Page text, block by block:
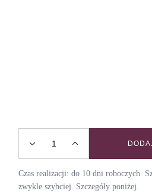
Smycz przepinana VELVET /
Czas realizacji: do 10 dni roboczych.
zwykle szybciej. Szczegóły poniżej.